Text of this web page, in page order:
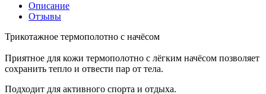
Описание
Отзывы
Трикотажное термополотно с начёсом
Приятное для кожи термополотно с лёгким начёсом позволяет
сохранить тепло и отвести пар от тела.
Подходит для активного спорта и отдыха.